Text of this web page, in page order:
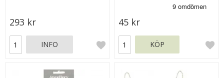
293 kr
INFO
45 kr
KÖP